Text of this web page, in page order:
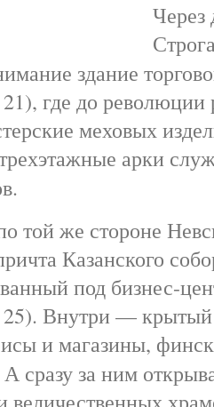
Через
здание
где до революции
меховых
арки
той же стороне
Казанского
под бизнес-
Внутри — крытый
и магазины,
сразу за ним